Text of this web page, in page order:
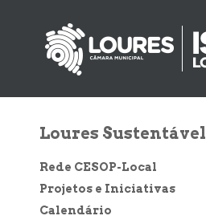
Loures Sustentável
Rede CESOP-Local
Projetos e Iniciativas
Calendário